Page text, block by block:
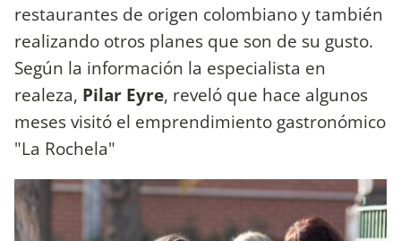
restaurantes de origen colombiano y también
realizando otros planes que son de su gusto.
Según la información la especialista en
realeza, Pilar Eyre, reveló que hace algunos
meses visitó el emprendimiento gastronómico
"La Rochela"